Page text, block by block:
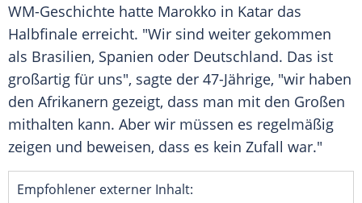
WM-Geschichte hatte Marokko in Katar das
Halbfinale erreicht. "Wir sind weiter gekommen
als Brasilien, Spanien oder Deutschland. Das ist
großartig für uns", sagte der 47-Jährige, "wir haben
den Afrikanern gezeigt, dass man mit den Großen
mithalten kann. Aber wir müssen es regelmäßig
zeigen und beweisen, dass es kein Zufall war."
Empfohlener externer Inhalt: